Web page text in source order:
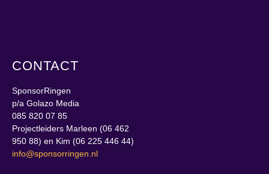
CONTACT
SponsorRingen
p/a Golazo Media
085 820 07 85
Projectleiders Marleen (06 462
950 88) en Kim (06 225 446 44)
info@sponsorringen.nl